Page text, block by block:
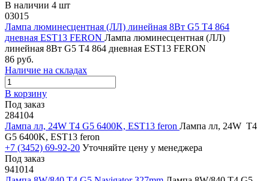
В наличии 4 шт
03015
Лампа люминесцентная (ЛЛ) линейная 8Вт G5 Т4 864
дневная EST13 FERON Лампа люминесцентная (ЛЛ)
линейная 8Вт G5 Т4 864 дневная EST13 FERON
86 руб.
Наличие на складах
В корзину
Под заказ
284104
Лампа лл, 24W T4 G5 6400K, EST13 feron Лампа лл, 24W T4
G5 6400K, EST13 feron
+7 (3452) 69-92-20 Уточняйте цену у менеджера
Под заказ
941014